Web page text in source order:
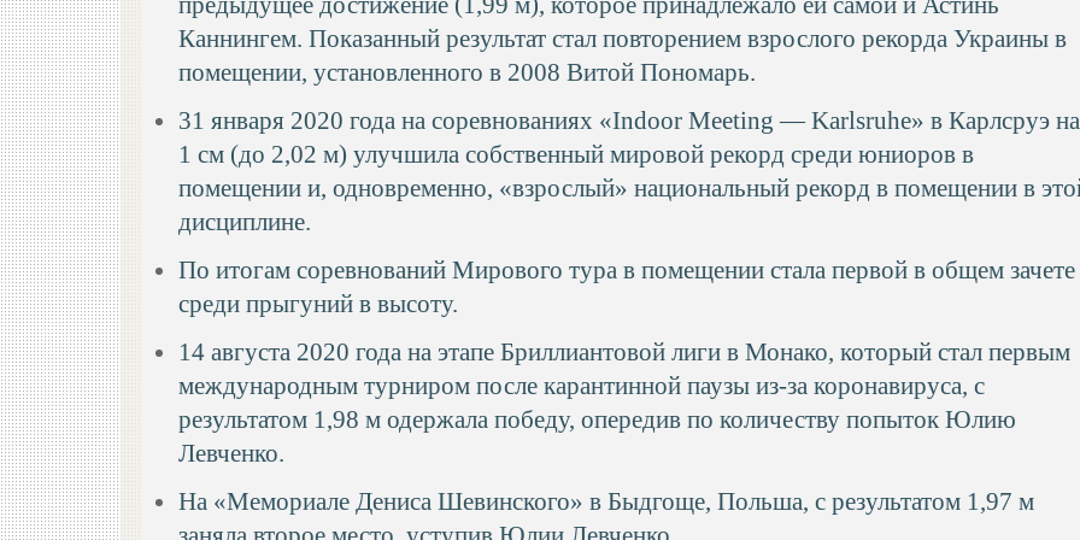
Каннингем. Показанный результат стал повторением взрослого рекорда Украины в
помещении, установленного в 2008 Витой Пономарь.
31 января 2020 года на соревнованиях «Indoor Meeting — Karlsruhe» в Карлсруэ на
1 см (до 2,02 м) улучшила собственный мировой рекорд среди юниоров в
помещении и, одновременно, «взрослый» национальный рекорд в помещении в
дисциплине.
По итогам соревнований Мирового тура в помещении стала первой в общем зачете
среди прыгуний в высоту.
14 августа 2020 года на этапе Бриллиантовой лиги в Монако, который стал первым
международным турниром после карантинной паузы из-за коронавируса, с
результатом 1,98 м одержала победу, опередив по количеству попыток Юлию
Левченко.
На «Мемориале Дениса Шевинского» в Быдгоще, Польша, с результатом 1,97 м